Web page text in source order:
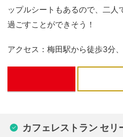
ップルシートもあるので、二人
過ごすことができそう！
アクセス：梅田駅から徒歩3分
カフェレストラン セ